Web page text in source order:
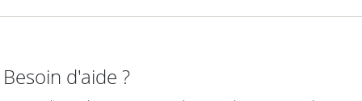
Besoin d'aide ?